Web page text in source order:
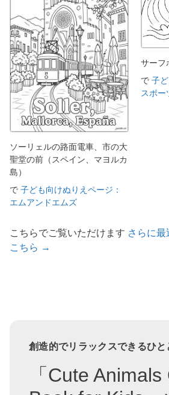
ソーリェルの路面電車、市の大
聖堂の前（スペイン、マヨルカ
島）
で 子ども向けぬりえページ：
エムアンドエムズ
サーフ
で 子
スポー
こちらでご覧いただけます さらに
こちら →
創造的でリラックスできるひと
「Cute